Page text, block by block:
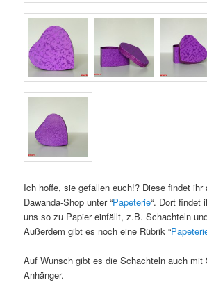
Ich hoffe, sie gefallen euch!? Diese findet ihr
Dawanda-Shop unter “Papeterie“. Dort findet
uns so zu Papier einfällt, z.B. Schachteln
Außerdem gibt es noch eine Rübrik “
Auf Wunsch gibt es die Schachteln auch mit
Anhänger.